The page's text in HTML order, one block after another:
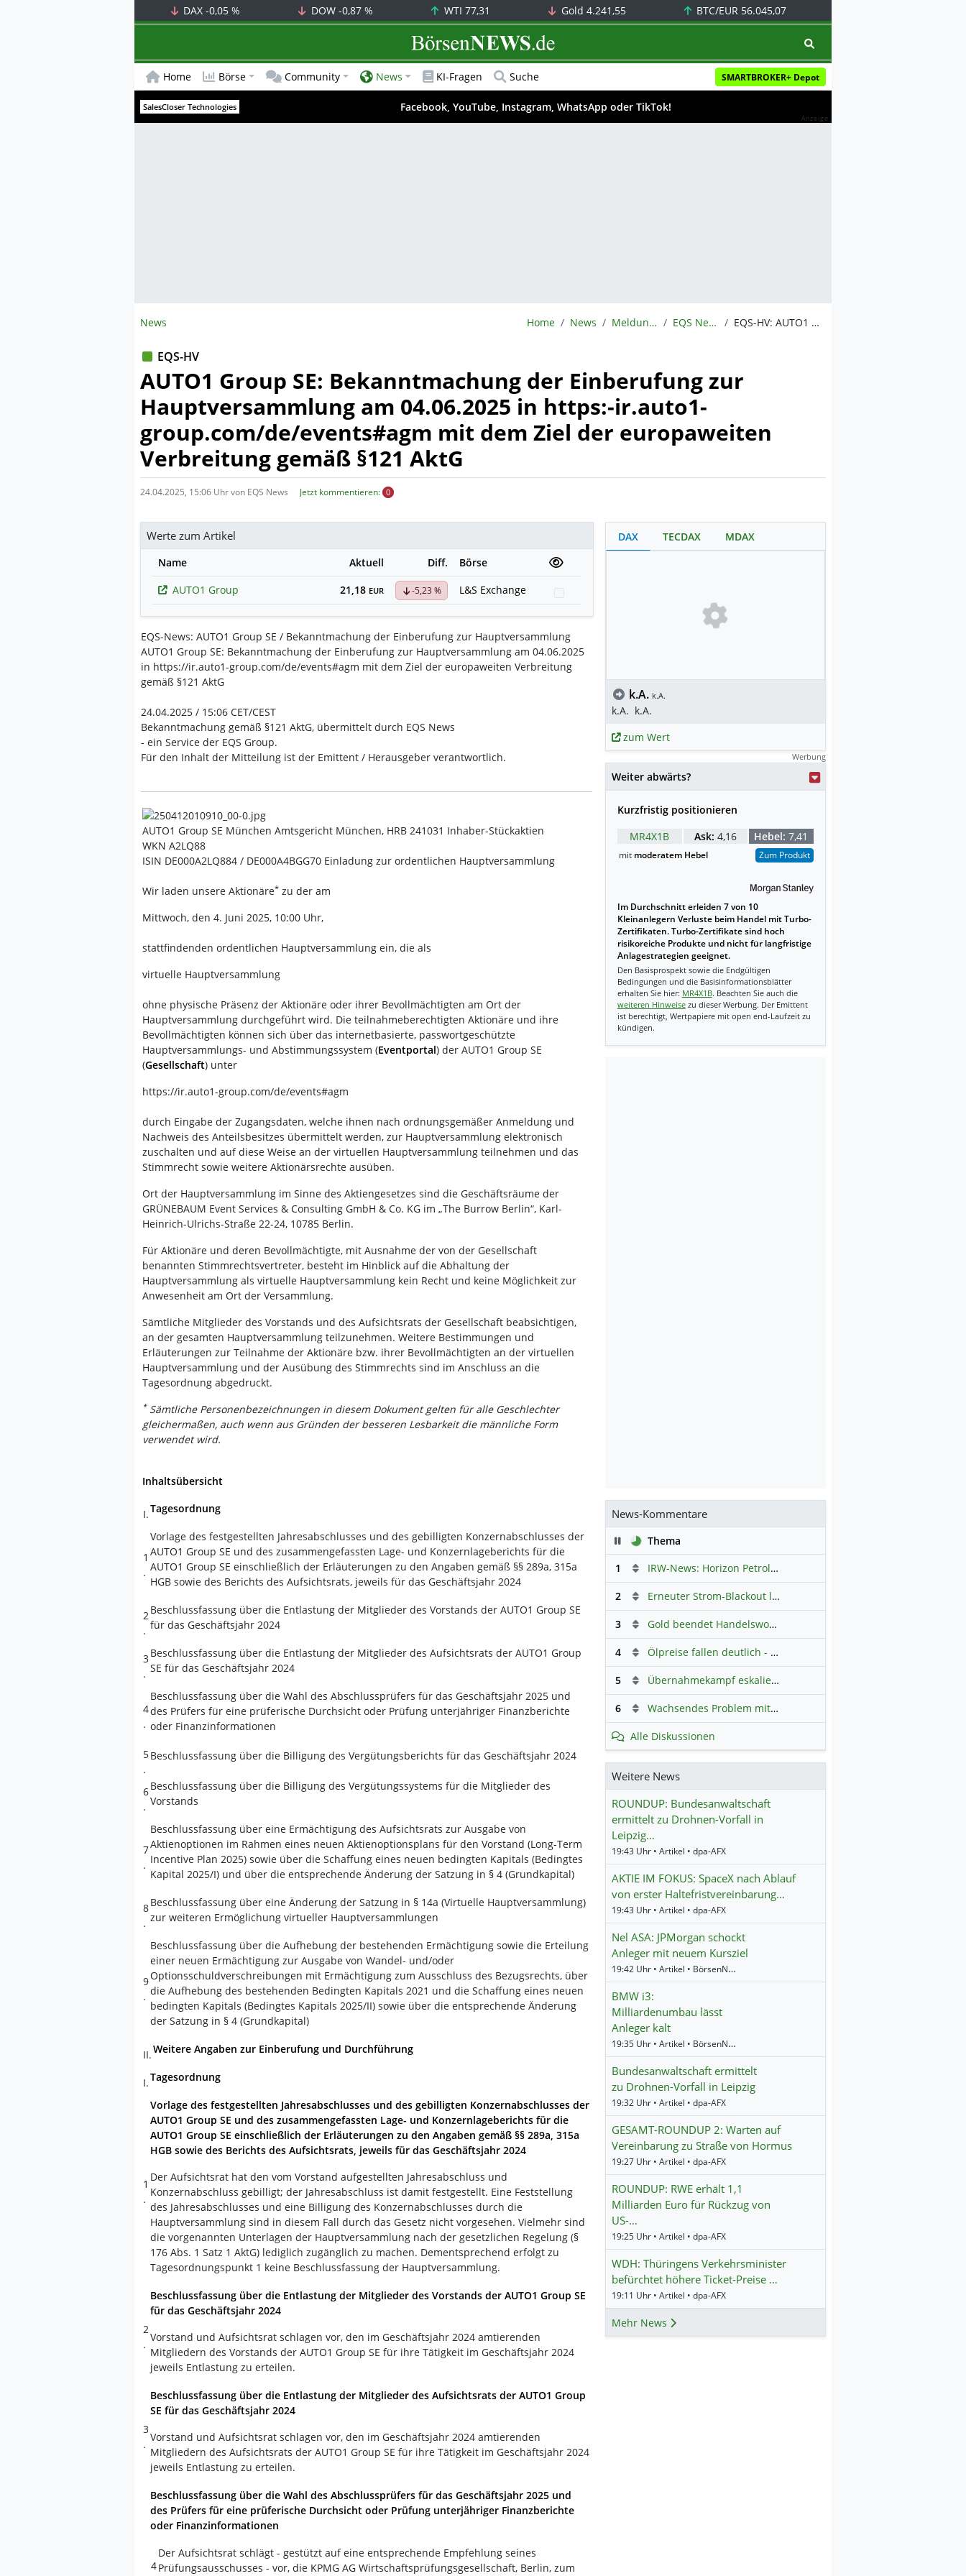
DAX-0,05 % DOW -0,87 % WTI 77,31 Gold 4.241,55 BTC/EUR 56.045,07
BörsenNEWS.de
Home Börse Community News KI-Fragen Suche SMARTBROKER+ Depot
SalesCloser Technologies Facebook, YouTube, Instagram, WhatsApp oder TikTok!
Anzeige
News BörsenNEWS.de
Home News Meldungen EQS News EQS-HV: AUTO1 Group SE: Bekanntmachung der Einberufung zur Hauptversammlung am 04.06.2025 in https:-ir.auto1-group.com/de/events#agm mit dem Ziel der europaweiten Verbreitung gemäß §121 AktG
EQS-HV
AUTO1 Group SE: Bekanntmachung der Einberufung zur
Hauptversammlung am 04.06.2025 in https:-ir.auto1-
group.com/de/events#agm mit dem Ziel der europaweiten
Verbreitung gemäß §121 AktG
24.04.2025, 15:06 Uhr von EQS News Jetzt kommentieren: 0
Werte zum Artikel
Name Aktuell Diff.
Börse
AUTO1 Group
21,18 EUR -5,23 % L&S Exchange
EQS-News: AUTO1 Group SE / Bekanntmachung der Einberufung zur Hauptversammlung
AUTO1 Group SE: Bekanntmachung der Einberufung zur Hauptversammlung am 04.06.2025
in https://ir.auto1-group.com/de/events#agm mit dem Ziel der europaweiten Verbreitung
gemäß §121 AktG
24.04.2025 / 15:06 CET/CEST
Bekanntmachung gemäß §121 AktG, übermittelt durch EQS News
- ein Service der EQS Group.
Für den Inhalt der Mitteilung ist der Emittent / Herausgeber verantwortlich.
AUTO1 Group SE München Amtsgericht München, HRB 241031 Inhaber-Stückaktien
WKN A2LQ88
ISIN DE000A2LQ884 / DE000A4BGG70 Einladung zur ordentlichen Hauptversammlung
Wir laden unsere Aktionäre* zu der am
Mittwoch, den 4. Juni 2025, 10:00 Uhr,
stattfindenden ordentlichen Hauptversammlung ein, die als
virtuelle Hauptversammlung
ohne physische Präsenz der Aktionäre oder ihrer Bevollmächtigten am Ort der
Hauptversammlung durchgeführt wird. Die teilnahmeberechtigten Aktionäre und ihre
Bevollmächtigten können sich über das internetbasierte, passwortgeschützte
Hauptversammlungs- und Abstimmungssystem (Eventportal) der AUTO1 Group SE
(Gesellschaft) unter
https://ir.auto1-group.com/de/events#agm
durch Eingabe der Zugangsdaten, welche ihnen nach ordnungsgemäßer Anmeldung und
Nachweis des Anteilsbesitzes übermittelt werden, zur Hauptversammlung elektronisch
zuschalten und auf diese Weise an der virtuellen Hauptversammlung teilnehmen und das
Stimmrecht sowie weitere Aktionärsrechte ausüben.
Ort der Hauptversammlung im Sinne des Aktiengesetzes sind die Geschäftsräume der
GRÜNEBAUM Event Services & Consulting GmbH & Co. KG im „The Burrow Berlin“, Karl-
Heinrich-Ulrichs-Straße 22-24, 10785 Berlin.
Für Aktionäre und deren Bevollmächtigte, mit Ausnahme der von der Gesellschaft
benannten Stimmrechtsvertreter, besteht im Hinblick auf die Abhaltung der
Hauptversammlung als virtuelle Hauptversammlung kein Recht und keine Möglichkeit zur
Anwesenheit am Ort der Versammlung.
Sämtliche Mitglieder des Vorstands und des Aufsichtsrats der Gesellschaft beabsichtigen,
an der gesamten Hauptversammlung teilzunehmen. Weitere Bestimmungen und
Erläuterungen zur Teilnahme der Aktionäre bzw. ihrer Bevollmächtigten an der virtuellen
Hauptversammlung und der Ausübung des Stimmrechts sind im Anschluss an die
Tagesordnung abgedruckt.
*Sämtliche Personenbezeichnungen in diesem Dokument gelten für alle Geschlechter
gleichermaßen, auch wenn aus Gründen der besseren Lesbarkeit die männliche Form
verwendet wird.
Inhaltsübersicht
I.Tagesordnung
1
.
Vorlage des festgestellten Jahresabschlusses und des gebilligten Konzernabschlusses der
AUTO1 Group SE und des zusammengefassten Lage- und Konzernlageberichts für die
AUTO1 Group SE einschließlich der Erläuterungen zu den Angaben gemäß §§ 289a, 315a
HGB sowie des Berichts des Aufsichtsrats, jeweils für das Geschäftsjahr 2024
2
.
Beschlussfassung über die Entlastung der Mitglieder des Vorstands der AUTO1 Group SE
für das Geschäftsjahr 2024
3
.
Beschlussfassung über die Entlastung der Mitglieder des Aufsichtsrats der AUTO1 Group
SE für das Geschäftsjahr 2024
4
.
Beschlussfassung über die Wahl des Abschlussprüfers für das Geschäftsjahr 2025 und
des Prüfers für eine prüferische Durchsicht oder Prüfung unterjähriger Finanzberichte
oder Finanzinformationen
5
.
Beschlussfassung über die Billigung des Vergütungsberichts für das Geschäftsjahr 2024
6
.
Beschlussfassung über die Billigung des Vergütungssystems für die Mitglieder des
Vorstands
7
.
Beschlussfassung über eine Ermächtigung des Aufsichtsrats zur Ausgabe von
Aktienoptionen im Rahmen eines neuen Aktienoptionsplans für den Vorstand (Long-Term
Incentive Plan 2025) sowie über die Schaffung eines neuen bedingten Kapitals (Bedingtes
Kapital 2025/I) und über die entsprechende Änderung der Satzung in § 4 (Grundkapital)
8
.
Beschlussfassung über eine Änderung der Satzung in § 14a (Virtuelle Hauptversammlung)
zur weiteren Ermöglichung virtueller Hauptversammlungen
9
.
Beschlussfassung über die Aufhebung der bestehenden Ermächtigung sowie die Erteilung
einer neuen Ermächtigung zur Ausgabe von Wandel- und/oder
Optionsschuldverschreibungen mit Ermächtigung zum Ausschluss des Bezugsrechts, über
die Aufhebung des bestehenden Bedingten Kapitals 2021 und die Schaffung eines neuen
bedingten Kapitals (Bedingtes Kapitals 2025/II) sowie über die entsprechende Änderung
der Satzung in § 4 (Grundkapital)
II.Weitere Angaben zur Einberufung und Durchführung
I.Tagesordnung
1
.
Vorlage des festgestellten Jahresabschlusses und des gebilligten Konzernabschlusses der
AUTO1 Group SE und des zusammengefassten Lage- und Konzernlageberichts für die
AUTO1 Group SE einschließlich der Erläuterungen zu den Angaben gemäß §§ 289a, 315a
HGB sowie des Berichts des Aufsichtsrats, jeweils für das Geschäftsjahr 2024
Der Aufsichtsrat hat den vom Vorstand aufgestellten Jahresabschluss und
Konzernabschluss gebilligt; der Jahresabschluss ist damit festgestellt. Eine Feststellung
des Jahresabschlusses und eine Billigung des Konzernabschlusses durch die
Hauptversammlung sind in diesem Fall durch das Gesetz nicht vorgesehen. Vielmehr sind
die vorgenannten Unterlagen der Hauptversammlung nach der gesetzlichen Regelung (§
176 Abs. 1 Satz 1 AktG) lediglich zugänglich zu machen. Dementsprechend erfolgt zu
Tagesordnungspunkt 1 keine Beschlussfassung der Hauptversammlung.
2
.
Beschlussfassung über die Entlastung der Mitglieder des Vorstands der AUTO1 Group SE
für das Geschäftsjahr 2024
Vorstand und Aufsichtsrat schlagen vor, den im Geschäftsjahr 2024 amtierenden
Mitgliedern des Vorstands der AUTO1 Group SE für ihre Tätigkeit im Geschäftsjahr 2024
jeweils Entlastung zu erteilen.
3
.
Beschlussfassung über die Entlastung der Mitglieder des Aufsichtsrats der AUTO1 Group
SE für das Geschäftsjahr 2024
Vorstand und Aufsichtsrat schlagen vor, den im Geschäftsjahr 2024 amtierenden
Mitgliedern des Aufsichtsrats der AUTO1 Group SE für ihre Tätigkeit im Geschäftsjahr 2024
jeweils Entlastung zu erteilen.
Beschlussfassung über die Wahl des Abschlussprüfers für das Geschäftsjahr 2025 und
des Prüfers für eine prüferische Durchsicht oder Prüfung unterjähriger Finanzberichte
oder Finanzinformationen
4
Der Aufsichtsrat schlägt - gestützt auf eine entsprechende Empfehlung seines
Prüfungsausschusses - vor, die KPMG AG Wirtschaftsprüfungsgesellschaft, Berlin, zum
DAX TECDAX MDAX
k.A. k.A.
k.A. k.A.
zum Wert
Werbung
Weiter abwärts?
Kurzfristig positionieren
MR4X1B
Ask: 4,16 Hebel: 7,41
mit moderatem Hebel Zum Produkt
Im Durchschnitt erleiden 7 von 10
Kleinanlegern Verluste beim Handel mit Turbo-
Zertifikaten. Turbo-Zertifikate sind hoch
risikoreiche Produkte und nicht für langfristige
Anlagestrategien geeignet.
Den Basisprospekt sowie die Endgültigen
Bedingungen und die Basisinformationsblätter
erhalten Sie hier: MR4X1B. Beachten Sie auch die
weiteren Hinweisezu dieser Werbung. Der Emittent
ist berechtigt, Wertpapiere mit open end-Laufzeit zu
kündigen.
News-Kommentare
PauseThema
1
IRW-News: Horizon Petroleum Ltd. : Horizon Petroleum beginnt mit der Testförderung im Projekt Lachowice in Polen und schließt die Platzierung einer überzeichneten Wandelanleihe ab
2 Erneuter Strom-Blackout legt ganz Kuba lahm
3 Gold beendet Handelswoche mit Knall: Barrick Mining – Ist diese Aktie wieder ein Kauf?
4 Ölpreise fallen deutlich - Fortschritte zwischen USA und Iran belasten
5 Übernahmekampf eskaliert: Wird die Commerzbank italienisch?
6 Wachsendes Problem mit kriminellen Kunden im Online-Handel
Alle Diskussionen
Weitere News
ROUNDUP: Bundesanwaltschaft
ermittelt zu Drohnen-Vorfall in
Leipzig…
19:43 Uhr • Artikel • dpa-AFX
AKTIE IM FOKUS: SpaceX nach Ablauf
von erster Haltefristvereinbarung…
19:43 Uhr • Artikel • dpa-AFX
Nel ASA: JPMorgan schockt
Anleger mit neuem Kursziel
19:42 Uhr • Artikel • BörsenNEWS.de
BMW i3:
Milliardenumbau lässt
Anleger kalt
19:35 Uhr • Artikel • BörsenNEWS.de
Bundesanwaltschaft ermittelt
zu Drohnen-Vorfall in Leipzig
19:32 Uhr • Artikel • dpa-AFX
GESAMT-ROUNDUP 2: Warten auf
Vereinbarung zu Straße von Hormus
19:27 Uhr • Artikel • dpa-AFX
ROUNDUP: RWE erhält 1,1
Milliarden Euro für Rückzug von
US-…
19:25 Uhr • Artikel • dpa-AFX
WDH: Thüringens Verkehrsminister
befürchtet höhere Ticket-Preise …
19:11 Uhr • Artikel • dpa-AFX
Mehr News